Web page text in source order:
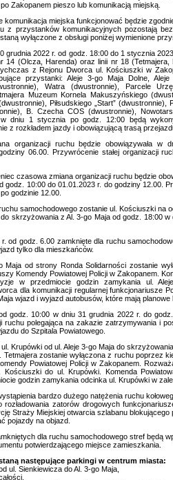
Zakopanem pieszo lub komunikacją miejską.
komunikacja miejska funkcjonować będzie
z przystanków komunikacyjnych pozostają
wyłączone z obsługi poniżej wymienione
grudnia 2022 r. od godz. 18:00 do 1 stycznia
14 (Olcza, Harenda) oraz linii nr 18 (Tetmajera,
z Rejonu Dworca ul. Kościuszki w
przystanki: Aleje 3-go Maja Dolne,
Watra (dwustronnie), Parcele
Muzeum Kornela Makuszyńskiego
Piłsudskiego „Start”
B. Czecha COS (dwustronnie),
w dniu 1 stycznia po godz. 12:00 będą
z rozkładem jazdy i obowiązującą trasą
organizacji ruchu będzie obowiązywała w
06.00. Przywrócenie stałej organizacji
czasowa zmiana organizacji ruchu będzie
godz. 10:00 do 01.01.2023 r. do godziny 12.00.
godzinie 12.00.
samochodowego zostanie ul. Kościuszki na
skrzyżowania z Al. 3-go Maja od godz. 18:00
od godz. 6.00 zamknięte dla ruchu
tylko dla mieszkańców.
Maja od strony Ronda Solidarności zostanie
Komendy Powiatowej Policji w Zakopanem.
w przedmiocie godzin zamykania ul.
dla komunikacji regularnej funkcjonariusze
wjazd i wyjazd autobusów, które mają
godz. 10:00 w dniu 31 grudnia 2022 r. do
ruchu polegająca na zakazie zatrzymywania i
do Szpitala Powiatowego.
Krupówki od ul. Aleje 3-go Maja do
Tetmajera zostanie wyłączona z ruchu poprzez
Powiatowej Policji w Zakopanem.
do ul. Krupówki. Komenda
godzin zamykania odcinka ul. Krupówki w
bardzo dużego natężenia ruchu
zatorów drogowych
Straży Miejskiej otwarcia szlabanu
pojazdy na objazd.
dla ruchu samochodowego stref będą
potwierdzającego miejsce zamieszkania.
następujące parkingi w centrum miasta:
ul. Sienkiewicza do Al. 3-go Maja,